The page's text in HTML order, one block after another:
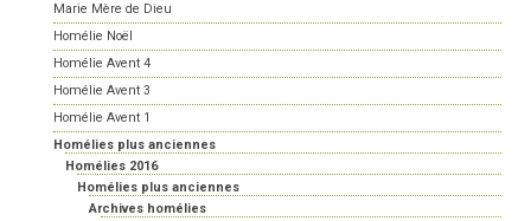
Marie Mère de Dieu
Homélie Noël
Homélie Avent 4
Homélie Avent 3
Homélie Avent 1
Homélies plus anciennes
Homélies 2016
Homélies plus anciennes
Archives homélies